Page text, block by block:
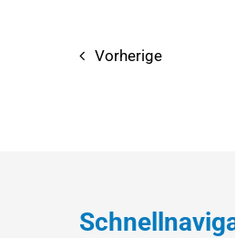
Vorherige